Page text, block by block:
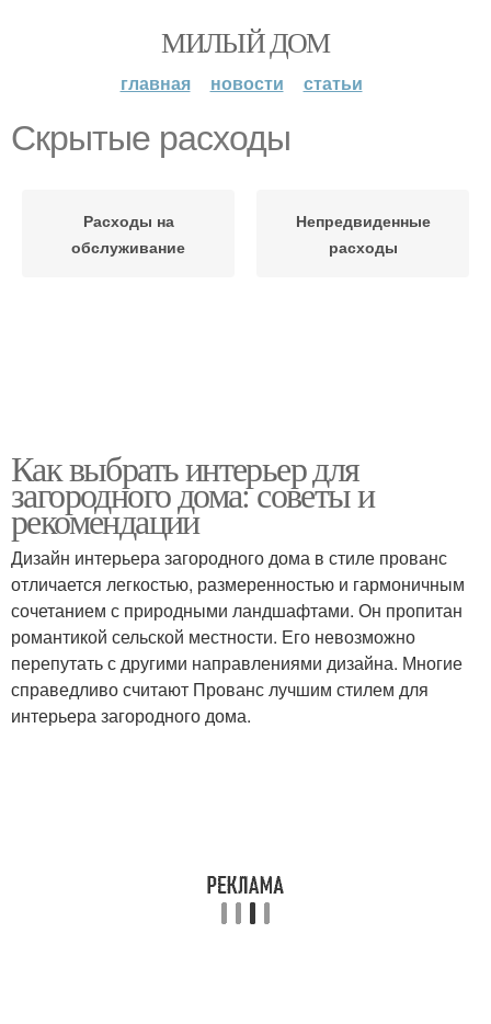
МИЛЫЙ ДОМ
главная новости статьи
Скрытые расходы
Расходы на
обслуживание
Непредвиденные
расходы
Как выбрать интерьер для
загородного дома: советы и
рекомендации
Дизайн интерьера загородного дома в стиле прованс
отличается легкостью, размеренностью и гармоничным
сочетанием с природными ландшафтами. Он пропитан
романтикой сельской местности. Его невозможно
перепутать с другими направлениями дизайна. Многие
справедливо считают Прованс лучшим стилем для
интерьера загородного дома.